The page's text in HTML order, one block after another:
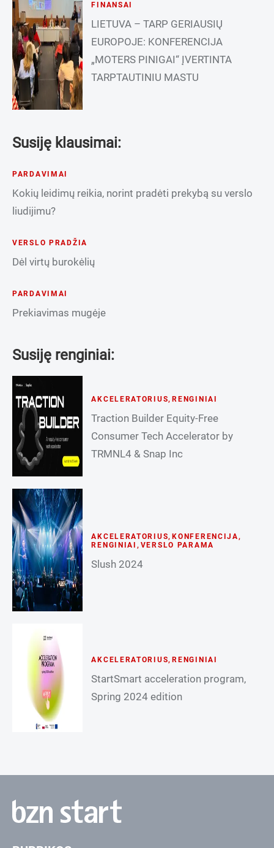
FINANSAI
LIETUVA – TARP GERIAUSIŲ
EUROPOJE: KONFERENCIJA
„MOTERS PINIGAI“ ĮVERTINTA
TARPTAUTINIU MASTU
Susiję klausimai:
PARDAVIMAI
Kokių leidimų reikia, norint pradėti prekybą su verslo
liudijimu?
VERSLO PRADŽIA
Dėl virtų burokėlių
PARDAVIMAI
Prekiavimas mugėje
Susiję renginiai:
AKCELERATORIUS, RENGINIAI
Traction Builder Equity-Free
Consumer Tech Accelerator by
TRMNL4 & Snap Inc
AKCELERATORIUS, KONFERENCIJA,
RENGINIAI , VERSLO PARAMA
Slush 2024
AKCELERATORIUS, RENGINIAI
StartSmart acceleration program,
Spring 2024 edition